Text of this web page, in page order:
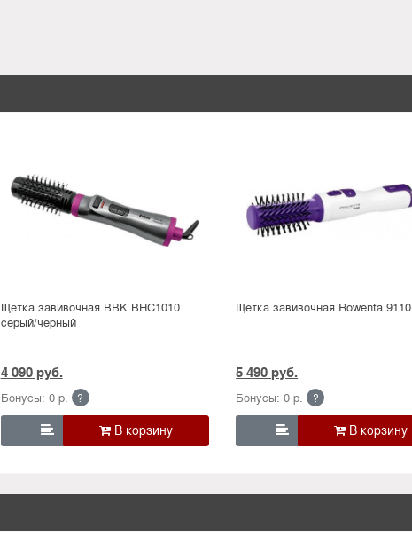
Щетка завивочная BBK BHC1010
серый/черный
4 090 руб.
Бонусы: 0 р. ?

Щетка завивочная Rowenta 9110
5 490 руб.
Бонусы: 0 р. ?
